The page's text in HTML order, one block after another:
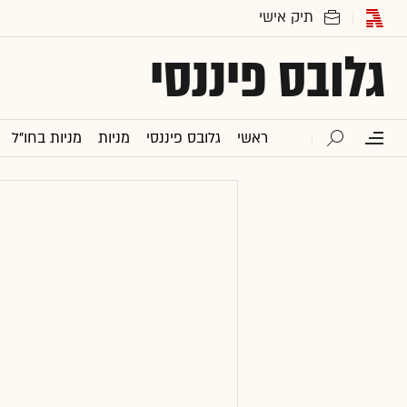
גלובס פיננסי
ראשי גלובס פיננסי מניות מניות בחו"ל